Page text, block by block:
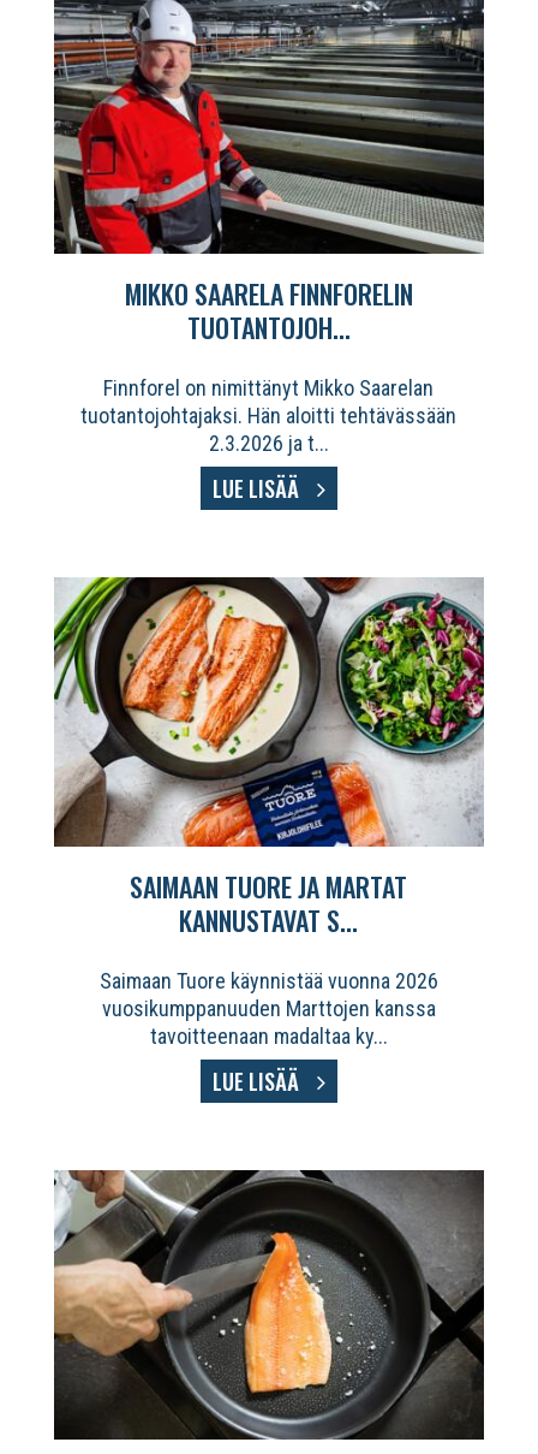
MIKKO SAARELA FINNFORELIN
TUOTANTOJOH...
Finnforel on nimittänyt Mikko Saarelan
tuotantojohtajaksi. Hän aloitti tehtävässään
2.3.2026 ja t...
LUE LISÄÄ
SAIMAAN TUORE JA MARTAT
KANNUSTAVAT S...
Saimaan Tuore käynnistää vuonna 2026
vuosikumppanuuden Marttojen kanssa
tavoitteenaan madaltaa ky...
LUE LISÄÄ